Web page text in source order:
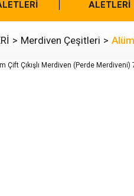
ALETLERİ
Merdiven Çeşitleri